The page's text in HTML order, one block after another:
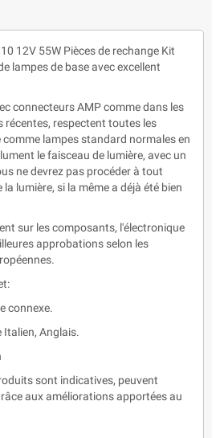
12V 55W Pièces de rechange Kit
lampes de base avec excellent
connecteurs AMP comme dans les
récentes, respectent toutes les
comme lampes standard normales en
le faisceau de lumière, avec un
ne devrez pas procéder à tout
lumière, si la même a déjà été bien
sur les composants, l'électronique
approbations selon les
connexe.
Anglais.
sont indicatives, peuvent
aux améliorations apportées au